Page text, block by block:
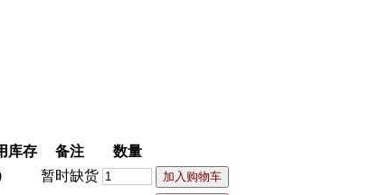
库存 备注
数量
暂时缺货